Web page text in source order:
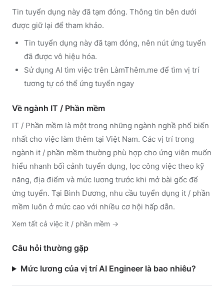
Tin tuyển dụng này đã tạm đóng. Thông tin bên dưới
được giữ lại để tham khảo.
Tin tuyển dụng này đã tạm đóng, nên nút ứng tuyển
đã được vô hiệu hóa.
Sử dụng AI tìm việc trên LàmThêm.me để tìm vị trí
tương tự có thể ứng tuyển ngay
Về ngành IT / Phần mềm
IT / Phần mềm là một trong những ngành nghề phổ biến
nhất cho việc làm thêm tại Việt Nam. Các vị trí trong
ngành it / phần mềm thường phù hợp cho ứng viên muốn
hiểu nhanh bối cảnh tuyển dụng, lọc công việc theo kỹ
năng, địa điểm và mức lương trước khi mở bài gốc để
ứng tuyển. Tại Bình Dương, nhu cầu tuyển dụng it / phần
mềm luôn ở mức cao với nhiều cơ hội hấp dẫn.
Xem tất cả việc it / phần mềm →
Câu hỏi thường gặp
Mức lương của vị trí AI Engineer là bao nhiêu?